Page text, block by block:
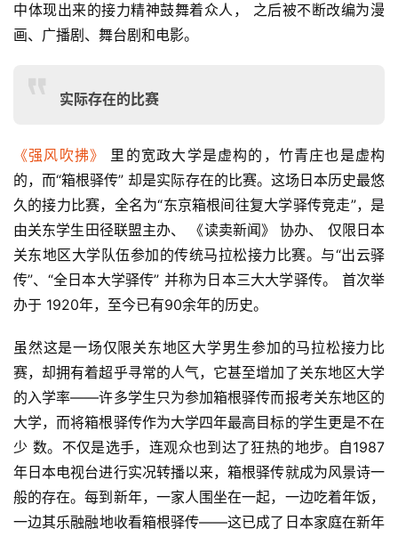
中体现出来的接力精神鼓舞着众人， 之后被不断改编为漫
画、广播剧、舞台剧和电影。
实际存在的比赛
《强风吹拂》
里的宽政大学是虚构的，竹青庄也是虚构
的，而“箱根驿传” 却是实际存在的比赛。这场日本历史最悠
久的接力比赛，全名为“东京箱根间往复大学驿传竞走”，是
由关东学生田径联盟主办、 《读卖新闻》 协办、 仅限日本
关东地区大学队伍参加的传统马拉松接力比赛。与“出云驿
传”、 “全日本大学驿传” 并称为日本三大大学驿传。 首次举
办于 1920年，至今已有90余年的历史。
虽然这是一场仅限关东地区大学男生参加的马拉松接力 比
赛，却拥有着超乎寻常的人气，它甚至增加了关东地区大学
的入学率——许多学生只为参加箱根驿传而报考关东地区的
大学，而将箱根驿传作为大学四年最高目标的学生更是不在
少 数。不仅是选手，连观众也到达了狂热的地步。自1987
年日本电视台进行实况转播以来，箱根驿传就成为风景诗一
般的存在。每到新年，一家人围坐在一起，一边吃着年饭，
一边其乐融融地收看箱根驿传——这已成了日本家庭在新年